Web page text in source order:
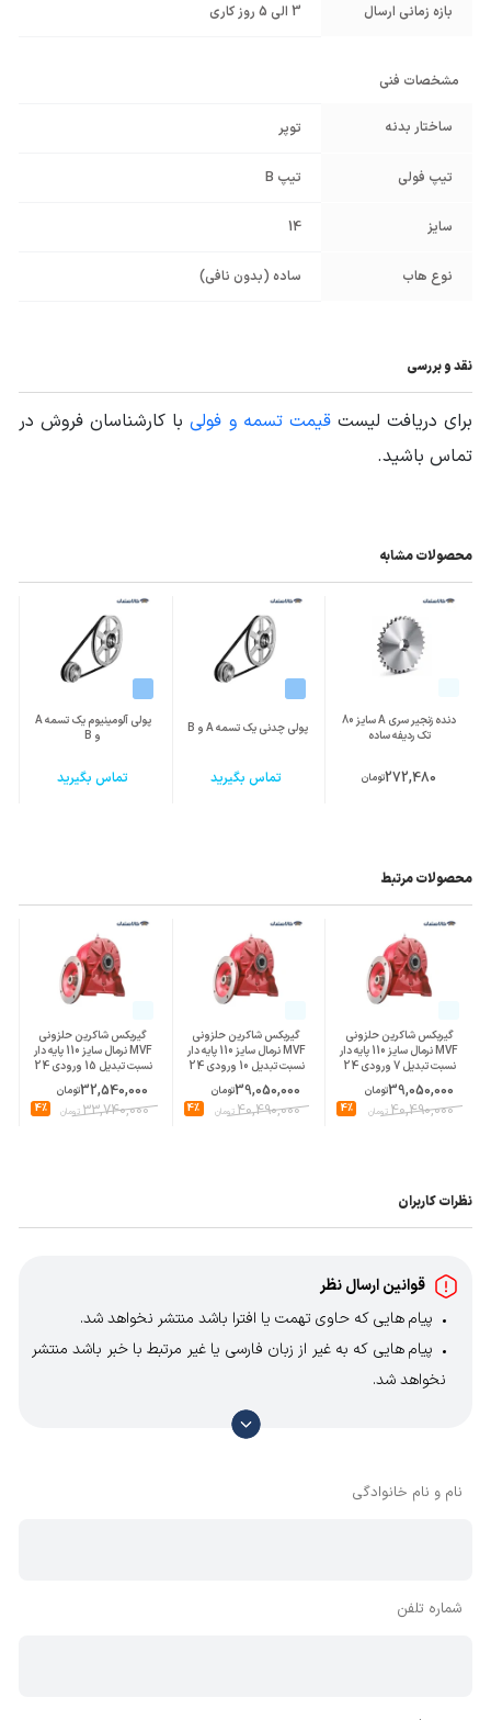
بازه زمانی ارسال 3 الی 5 روز کاری
مشخصات فنی
ساختار بدنه توپر
تیپ فولی تیپ B
سایز 14
نوع هاب ساده (بدون نافی)
نقد و بررسی
برای دریافت لیستقیمت تسمه و فولیبا کارشناسان فروش در
تماس باشید.
محصولات مشابه
دنده زنجیر سری A سایز 80
تک ردیفه ساده
272,480تومان
پولی چدنی یک تسمه A و B
تماس بگیرید
پولی آلومینیوم یک تسمه A
و B
تماس بگیرید
محصولات مرتبط
گیربکس شاکرین حلزونی
MVF نرمال سایز 110 پایه دار
نسبت تبدیل 7 ورودی 24
پوسته چدن
39,050,000تومان
40,490,000تومان 4%
گیربکس شاکرین حلزونی
MVF نرمال سایز 110 پایه دار
نسبت تبدیل 10 ورودی 24
پوسته چدن
39,050,000تومان
40,490,000تومان 4%
گیربکس شاکرین حلزونی
MVF نرمال سایز 110 پایه دار
نسبت تبدیل 15 ورودی 24
پوسته چدن
32,540,000تومان
33,740,000تومان 4%
نظرات کاربران
قوانین ارسال نظر
پیام هایی که حاوی تهمت یا افترا باشد منتشر نخواهد شد.
پیام هایی که به غیر از زبان فارسی یا غیر مرتبط با خبر باشد منتشر
نخواهد شد.
با توجه به آن که امکان موافقت یا مخالفت با محتوای نظرات
وجود دارد، معمولا نظراتی که محتوای مشابه دارند، انتشار نمی‌یابند
نام و نام خانوادگی
شماره تلفن